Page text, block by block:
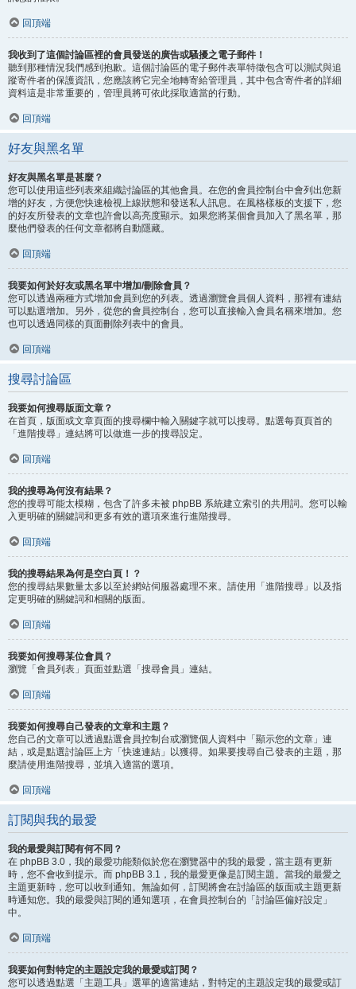
回頂端
我收到了這個討論區裡的會員發送的廣告或騷擾之電子郵件！
聽到那種情況我們感到抱歉。這個討論區的電子郵件表單特徵包含可以測試與追
蹤寄件者的保護資訊，您應該將它完全地轉寄給管理員，其中包含寄件者的詳細
資料這是非常重要的，管理員將可依此採取適當的行動。
回頂端
好友與黑名單
好友與黑名單是甚麼？
您可以使用這些列表來組織討論區的其他會員。在您的會員控制台中會列出您新
增的好友，方便您快速檢視上線狀態和發送私人訊息。在風格樣板的支援下，您
的好友所發表的文章也許會以高亮度顯示。如果您將某個會員加入了黑名單，那
麼他們發表的任何文章都將自動隱藏。
回頂端
我要如何於好友或黑名單中增加/刪除會員？
您可以透過兩種方式增加會員到您的列表。透過瀏覽會員個人資料，那裡有連結
可以點選增加。另外，從您的會員控制台，您可以直接輸入會員名稱來增加。您
也可以透過同樣的頁面刪除列表中的會員。
回頂端
搜尋討論區
我要如何搜尋版面文章？
在首頁，版面或文章頁面的搜尋欄中輸入關鍵字就可以搜尋。點選每頁頁首的
「進階搜尋」連結將可以做進一步的搜尋設定。
回頂端
我的搜尋為何沒有結果？
您的搜尋可能太模糊，包含了許多未被 phpBB 系統建立索引的共用詞。您可以輸
入更明確的關鍵詞和更多有效的選項來進行進階搜尋。
回頂端
我的搜尋結果為何是空白頁！？
您的搜尋結果數量太多以至於網站伺服器處理不來。請使用「進階搜尋」以及指
定更明確的關鍵詞和相關的版面。
回頂端
我要如何搜尋某位會員？
瀏覽「會員列表」頁面並點選「搜尋會員」連結。
回頂端
我要如何搜尋自己發表的文章和主題？
您自己的文章可以透過點選會員控制台或瀏覽個人資料中「顯示您的文章」連
結，或是點選討論區上方「快速連結」以獲得。如果要搜尋自己發表的主題，那
麼請使用進階搜尋，並填入適當的選項。
回頂端
訂閱與我的最愛
我的最愛與訂閱有何不同？
在 phpBB 3.0，我的最愛功能類似於您在瀏覽器中的我的最愛，當主題有更新
時，您不會收到提示。而 phpBB 3.1，我的最愛更像是訂閱主題。當我的最愛之
主題更新時，您可以收到通知。無論如何，訂閱將會在討論區的版面或主題更新
時通知您。我的最愛與訂閱的通知選項，在會員控制台的「討論區偏好設定」
中。
回頂端
我要如何對特定的主題設定我的最愛或訂閱？
您可以透過點選「主題工具」選單的適當連結，對特定的主題設定我的最愛或訂